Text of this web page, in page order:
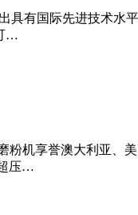
具有国际先进技术水
…
粉机享誉澳大利亚、
压…